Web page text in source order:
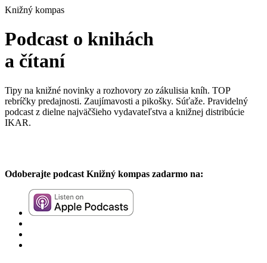
Knižný kompas
Podcast o knihách
a čítaní
Tipy na knižné novinky a rozhovory zo zákulisia kníh. TOP
rebríčky predajnosti. Zaujímavosti a pikošky. Súťaže. Pravidelný
podcast z dielne najväčšieho vydavateľstva a knižnej distribúcie
IKAR.
Odoberajte podcast Knižný kompas zadarmo na: